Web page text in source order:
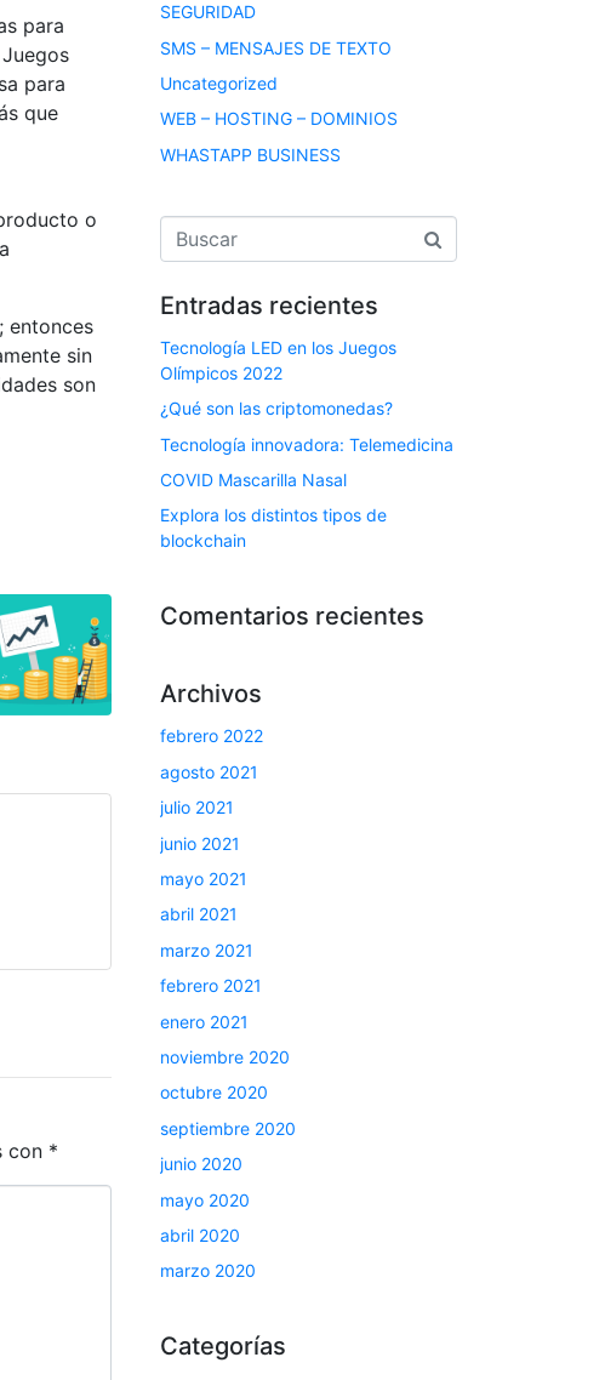
para
para
que
o
entonces
sin
son
con *
SEGURIDAD
SMS – MENSAJES DE TEXTO
Uncategorized
WEB – HOSTING – DOMINIOS
WHASTAPP BUSINESS
Entradas recientes
Tecnología LED en los Juegos
Olímpicos 2022
¿Qué son las criptomonedas?
Tecnología innovadora: Telemedicina
COVID Mascarilla Nasal
Explora los distintos tipos de
blockchain
Comentarios recientes
Archivos
febrero 2022
agosto 2021
julio 2021
junio 2021
mayo 2021
abril 2021
marzo 2021
febrero 2021
enero 2021
noviembre 2020
octubre 2020
septiembre 2020
junio 2020
mayo 2020
abril 2020
marzo 2020
Categorías